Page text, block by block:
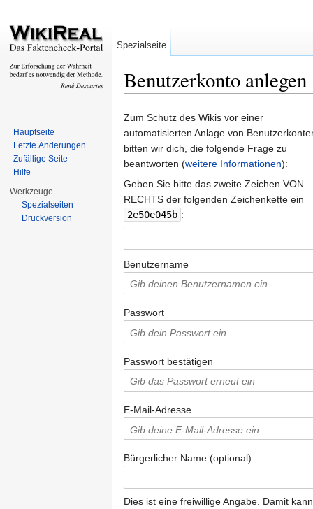
Benutzerkonto anlegen
Zum Schutz des Wikis vor einer
automatisierten Anlage von
bitten wir dich, die folgende Frage zu
beantworten (weitere Informationen):
Geben Sie bitte das zweite Zeichen VON
RECHTS der folgenden Zeichenkette ein
2e50e045b :
Benutzername
Passwort
Passwort bestätigen
E-Mail-Adresse
Bürgerlicher Name (optional)
Dies ist eine freiwillige Angabe. Damit kann
Spezialseite
Hauptseite
Letzte Änderungen
Zufällige Seite
Hilfe
Werkzeuge
Spezialseiten
Druckversion